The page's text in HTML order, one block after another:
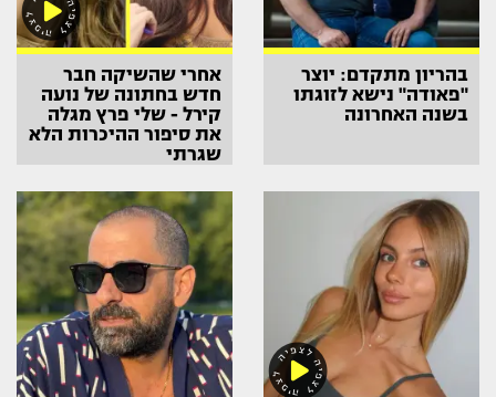
בהריון מתקדם: יוצר
"פאודה" נישא לזוגתו
בשנה האחרונה
אחרי שהשיקה חבר
חדש בחתונה של נועה
קירל - שלי פרץ מגלה
את סיפור ההיכרות הלא
שגרתי